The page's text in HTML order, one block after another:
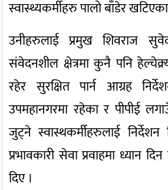
स्वास्थ्यकर्मीहरु पालो बाँडेर
उनीहरुलाई प्रमुख शिवराज
संवेदनशील क्षेत्रमा कुनै पनि
रहेर सुरक्षित पार्न आग्रह
उपमहानगरमा रहेका र पीपीई
जुट्ने स्वास्थकर्मीहरुलाई
प्रभावकारी सेवा प्रवाहमा ध्यान
दिए ।